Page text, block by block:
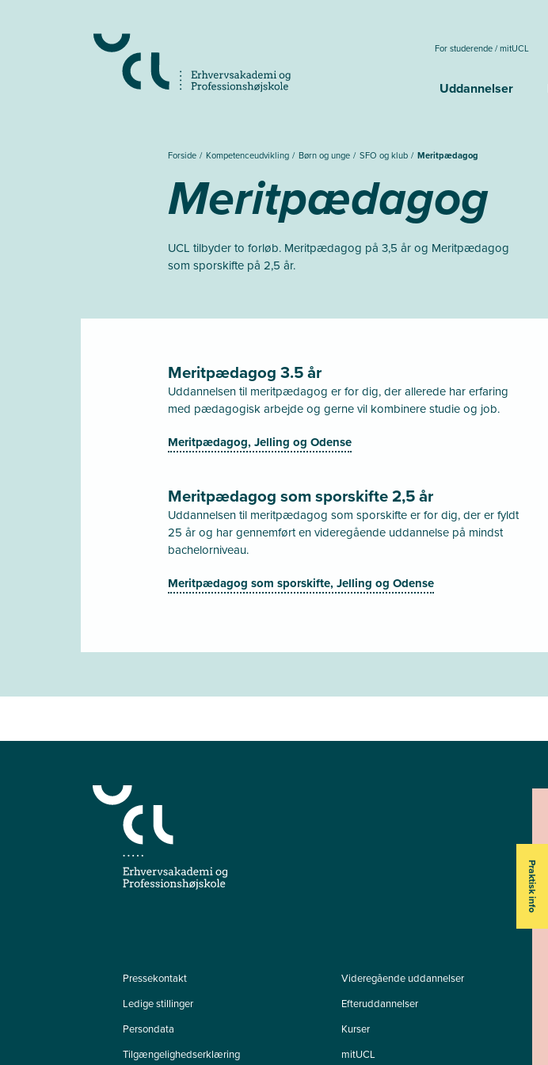
For studerende / mitUCL
Uddannelser
Forside Kompetenceudvikling Børn og unge SFO og klub Meritpædagog
Meritpædagog
UCL tilbyder to forløb. Meritpædagog på 3,5 år og Meritpædagog
som sporskifte på 2,5 år.
Meritpædagog 3.5 år
Uddannelsen til meritpædagog er for dig, der allerede har erfaring
med pædagogisk arbejde og gerne vil kombinere studie og job.
Meritpædagog, Jelling og Odense
Meritpædagog som sporskifte 2,5 år
Uddannelsen til meritpædagog som sporskifte er for dig, der er fyldt
25 år og har gennemført en videregående uddannelse på mindst
bachelorniveau.
Meritpædagog som sporskifte, Jelling og Odense
Pressekontakt
Ledige stillinger
Persondata
Tilgængelighedserklæring
Videregående uddannelser
Efteruddannelser
Kurser
mitUCL
Praktisk info